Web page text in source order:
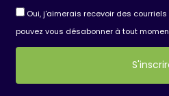
Oui, j'aimerais recevoir des courriels
pouvez vous désabonner à tout